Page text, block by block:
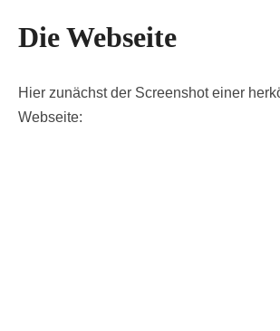
Die Webseite
Hier zunächst der Screenshot einer
Webseite: